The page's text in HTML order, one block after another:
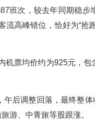
班次，较去年同期稳步
高峰错位，恰好为“抢
机票均价约为925元，包
后调整回落，最终整体
游、中青旅等股跟涨。